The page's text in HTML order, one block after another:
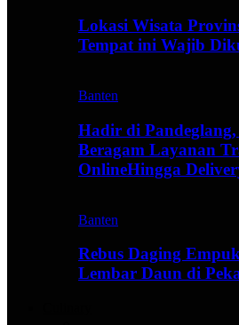
Lokasi Wisata
Tempat ini Wajib
Banten
Hadir di
Beragam Layanan
OnlineHingga
Banten
Rebus Daging
Lembar Daun di